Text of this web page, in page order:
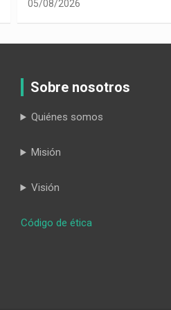
05/08/2026
Sobre nosotros
Quiénes somos
Misión
Visión
Código de ética: